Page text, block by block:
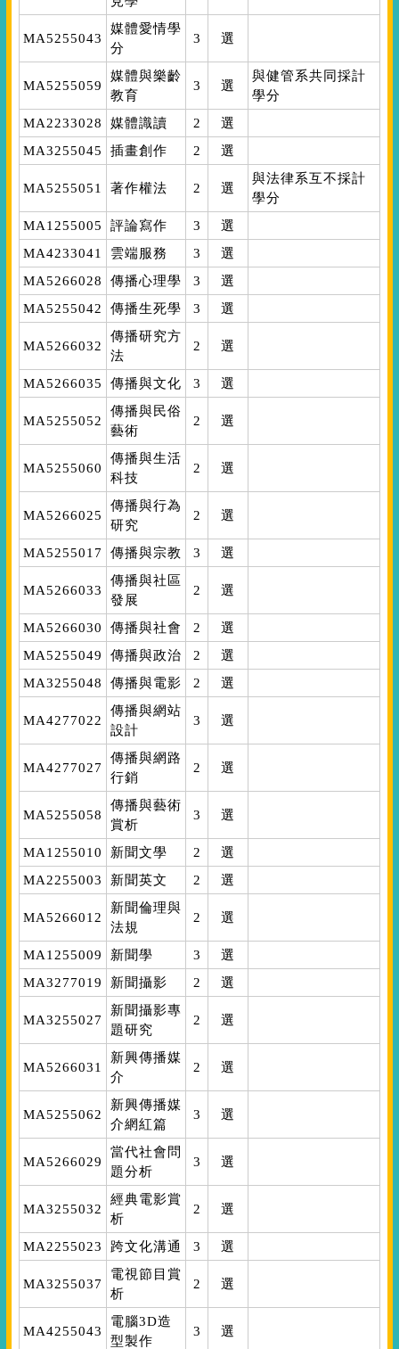
MA5255043
媒體愛情學
分
3 選
MA5255059
媒體與樂齡
教育
3 選
與健管系共同採計
學分
MA2233028
媒體識讀 2
選
MA3255045
插畫創作 2 選
MA5255051 著作權法 2 選
與法律系互不採計
學分
MA1255005
評論寫作 3
選
MA4233041
雲端服務 3
選
MA5266028
傳播心理學 3
選
MA5255042
傳播生死學 3 選
MA5266032
傳播研究方
法
2 選
MA5266035 傳播與文化 3 選
MA5255052
傳播與民俗
藝術
2 選
MA5255060
傳播與生活
科技
2 選
MA5266025
傳播與行為
研究
2 選
MA5255017 傳播與宗教 3 選
MA5266033
傳播與社區
發展
2 選
MA5266030 傳播與社會 2
選
MA5255049
傳播與政治 2
選
MA3255048
傳播與電影 2 選
MA4277022
傳播與網站
設計
3 選
MA4277027
傳播與網路
行銷
2 選
MA5255058
傳播與藝術
賞析
3 選
MA1255010 新聞文學 2
選
MA2255003
新聞英文 2 選
MA5266012
新聞倫理與
法規
2 選
MA1255009 新聞學 3
選
MA3277019
新聞攝影 2 選
MA3255027
新聞攝影專
題研究
2 選
MA5266031
新興傳播媒
介
2 選
MA5255062
新興傳播媒
介網紅篇
3 選
MA5266029
當代社會問
題分析
3 選
MA3255032
經典電影賞
析
2 選
MA2255023 跨文化溝通 3 選
MA3255037
電視節目賞
析
2 選
MA4255043
電腦3D造
型製作
3 選